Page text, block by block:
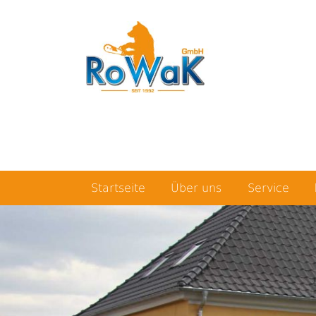
Startseite Über uns Service